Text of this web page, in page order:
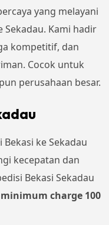
yang melayani
Sekadau. Kami hadir
kompetitif, dan
Cocok untuk
perusahaan besar.
ke Sekadau
kecepatan dan
Bekasi Sekadau
charge 100